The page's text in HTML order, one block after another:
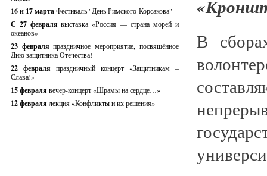
16 и 17 мартаФестиваль "День Римского-Корсакова"
С 27 февралявыставка «Россия — страна морей и
океанов»
23 февраляпраздничное мероприятие, посвящённое
Дню защитника Отечества!
22 февраля праздничный концерт «Защитникам –
Слава!»
15 февраля вечер-концерт «Шрамы на сердце…»
12 февраля лекция «Конфликты и их решения»
В